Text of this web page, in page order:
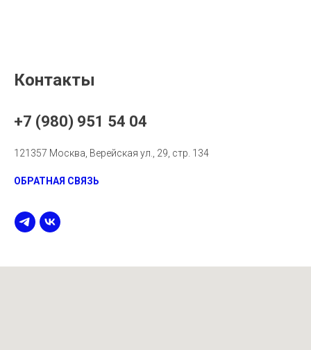
Контакты
+7 (980) 951 54 04
121357 Москва, Верейская ул., 29, стр. 134
ОБРАТНАЯ СВЯЗЬ